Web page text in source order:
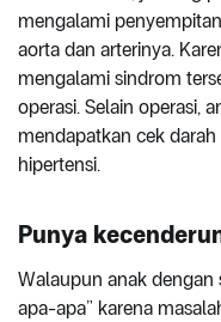
mengalami
aorta dan arterinya.
mengalami sindrom
operasi. Selain operasi,
mendapatkan cek
hipertensi.
Punya
Walaupun anak dengan
apa-apa” karena